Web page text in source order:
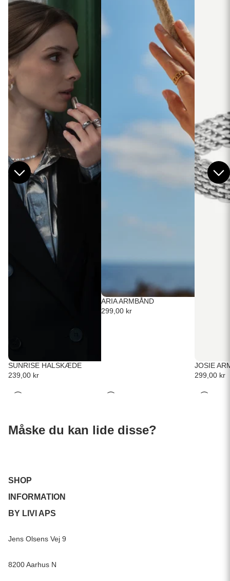
SUNRISE HALSKÆDE
239,00 kr
ARIA ARMBÅND
299,00 kr
JOSIE
299,00 kr
Måske du kan lide disse?
SHOP
INFORMATION
BY LIVI APS
Jens Olsens Vej 9
8200 Aarhus N